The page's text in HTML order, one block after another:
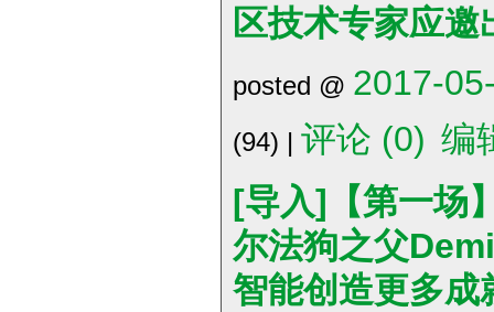
区技术专家应邀
posted @ 2017-
(94) | 评论 (0) 编
[导入]【第一场
尔法狗之父
智能创造更多成